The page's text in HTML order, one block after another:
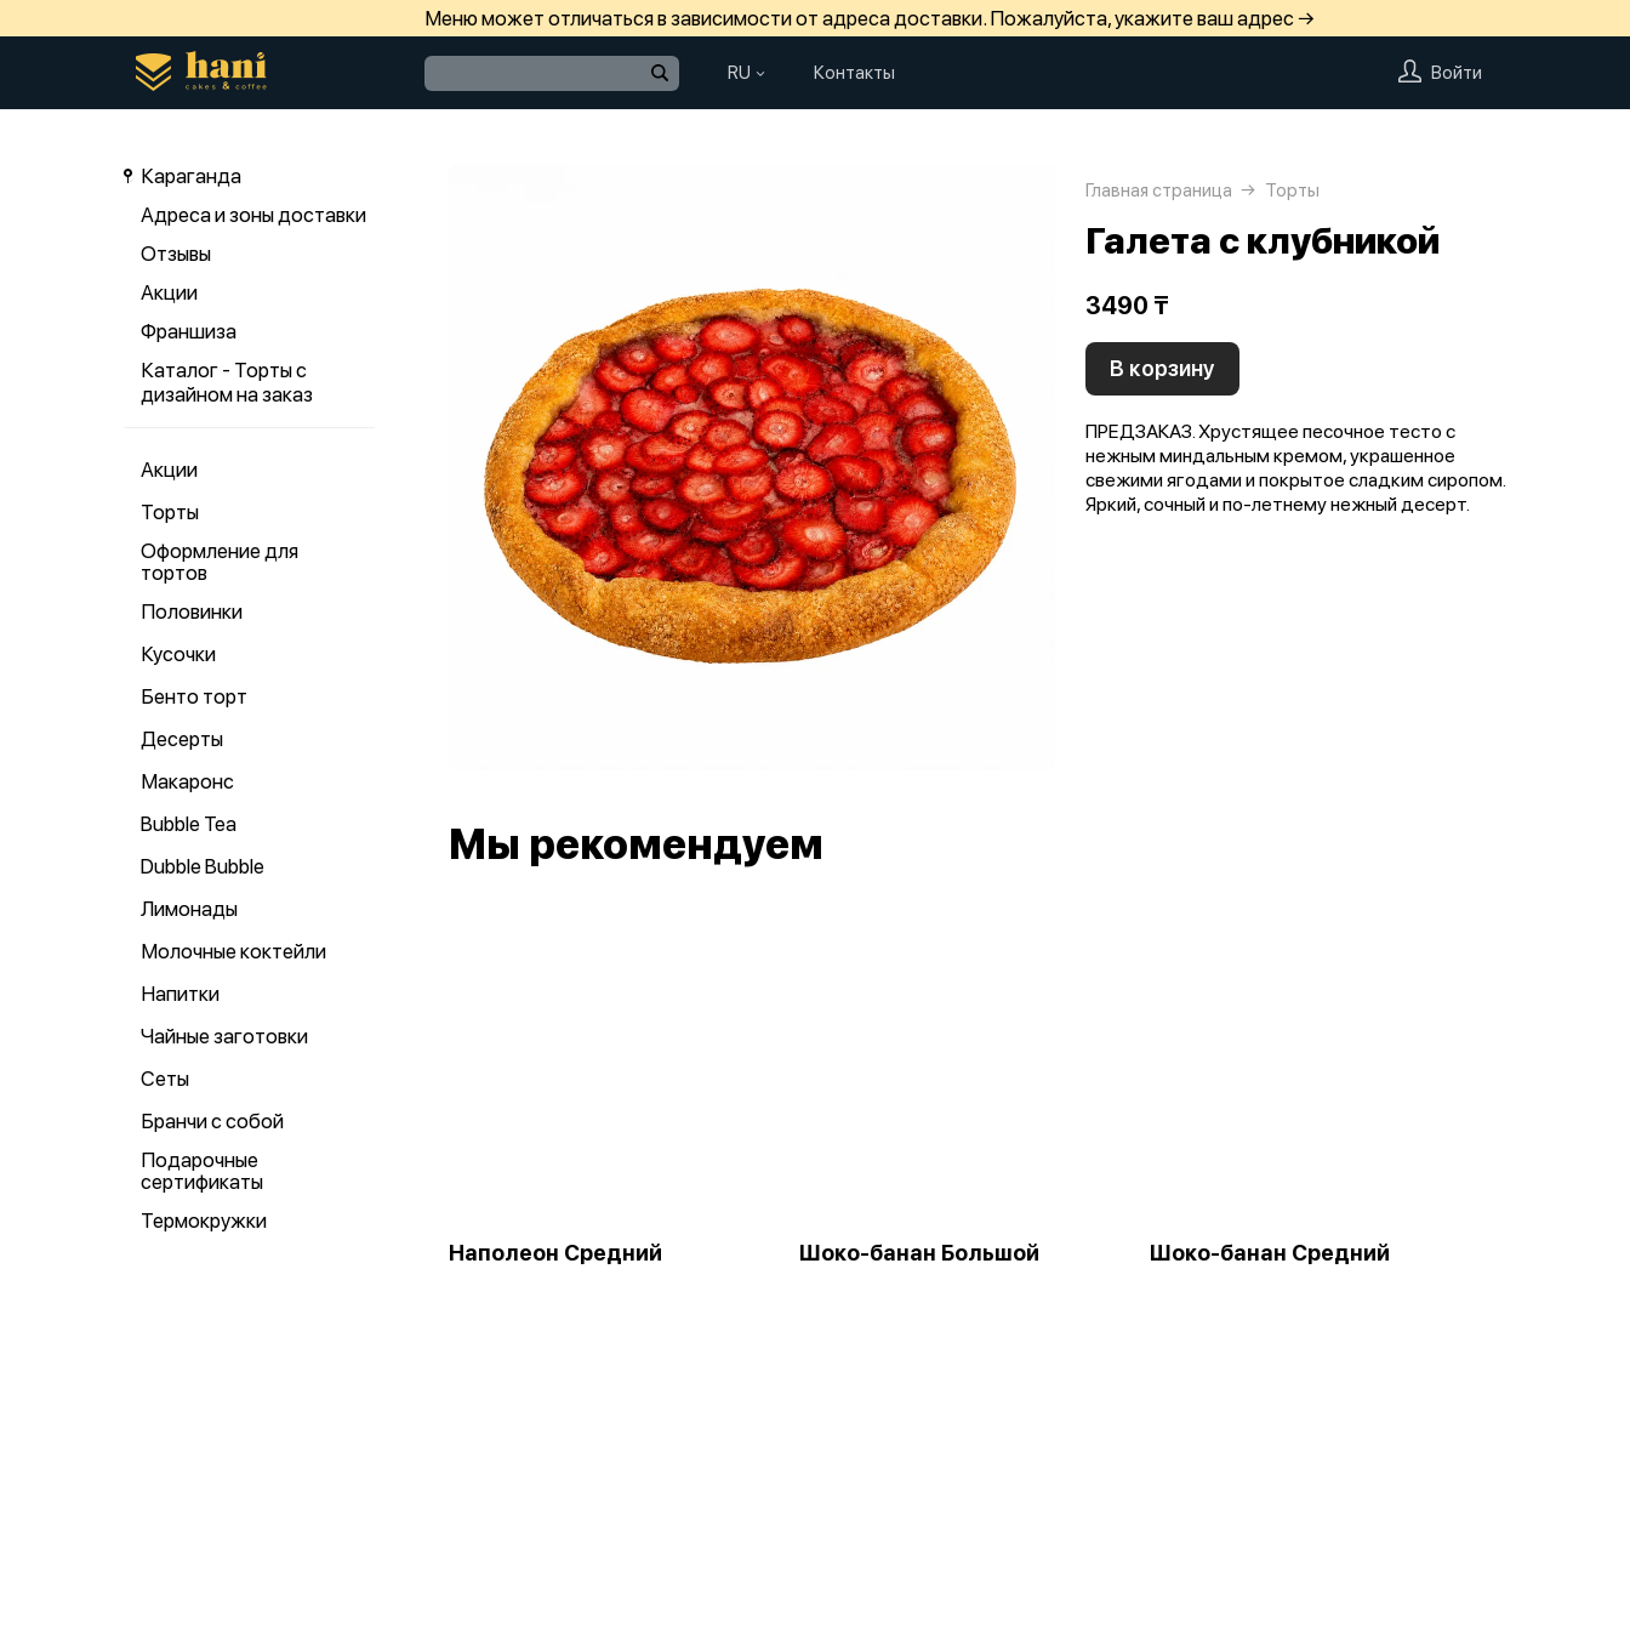
Меню может отличаться в зависимости от адреса доставки. Пожалуйста, укажите ваш адрес →
RU Контакты Войти
Караганда
Адреса и зоны доставки
Отзывы
Акции
Франшиза
Каталог - Торты с
дизайном на заказ
Акции
Торты
Оформление для
тортов
Половинки
Кусочки
Бенто торт
Десерты
Макаронс
Bubble Tea
Dubble Bubble
Лимонады
Молочные коктейли
Напитки
Чайные заготовки
Сеты
Бранчи с собой
Подарочные
сертификаты
Термокружки
Главная страница Торты
Галета с клубникой
3490 ₸
В корзину
ПРЕДЗАКАЗ. Хрустящее песочное тесто с
нежным миндальным кремом, украшенное
свежими ягодами и покрытое сладким сиропом.
Яркий, сочный и по-летнему нежный десерт.
Мы рекомендуем
Наполеон Средний Шоко-банан Большой Шоко-банан Средний